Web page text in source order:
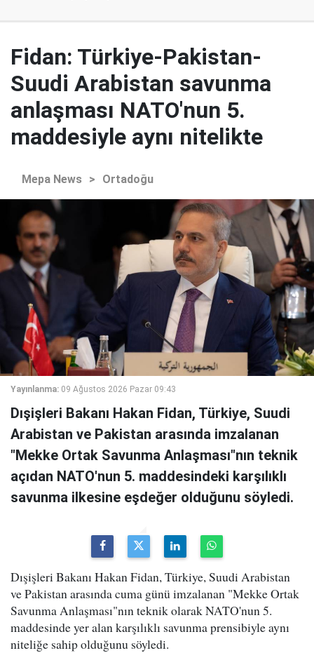
Fidan: Türkiye-Pakistan-
Suudi Arabistan savunma
anlaşması NATO'nun 5.
maddesiyle aynı nitelikte
Mepa News > Ortadoğu
Yayınlanma: 09 Ağustos 2026 Pazar 09:43
Dışişleri Bakanı Hakan Fidan, Türkiye, Suudi
Arabistan ve Pakistan arasında imzalanan
"Mekke Ortak Savunma Anlaşması"nın teknik
açıdan NATO'nun 5. maddesindeki karşılıklı
savunma ilkesine eşdeğer olduğunu söyledi.
Dışişleri Bakanı Hakan Fidan, Türkiye, Suudi Arabistan
ve Pakistan arasında cuma günü imzalanan "Mekke Ortak
Savunma Anlaşması"nın teknik olarak NATO'nun 5.
maddesinde yer alan karşılıklı savunma prensibiyle aynı
niteliğe sahip olduğunu söyledi.